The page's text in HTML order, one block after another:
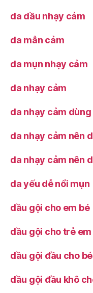
da dầu nhạy cảm
da mẫn cảm
da mụn nhạy cảm
da nhạy cảm
da nhạy cảm
da nhạy cảm nên
da nhạy cảm nên
da yếu dễ nổi mụn
dầu gội cho em bé
dầu gội cho trẻ em
dầu gội đầu cho bé
dầu gội đầu khô